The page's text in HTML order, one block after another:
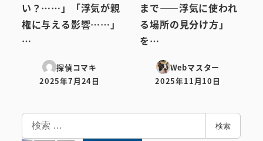
い？……」「浮気が親
権に与える影響……」
…
探偵コマキ
投稿日
2025年7月24日
まで――浮気に使われ
る場所の見分け方」
を…
Webマスター
投稿日
2025年11月10日
索
検索